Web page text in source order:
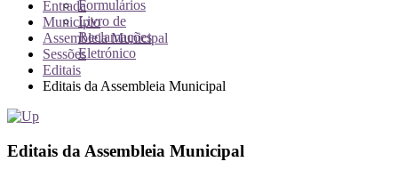
Formulários
Livro de
Reclamações
Eletrónico
Entrada
Município
Assembleia Municipal
Sessões
Editais
Editais da Assembleia Municipal
Editais da Assembleia Municipal